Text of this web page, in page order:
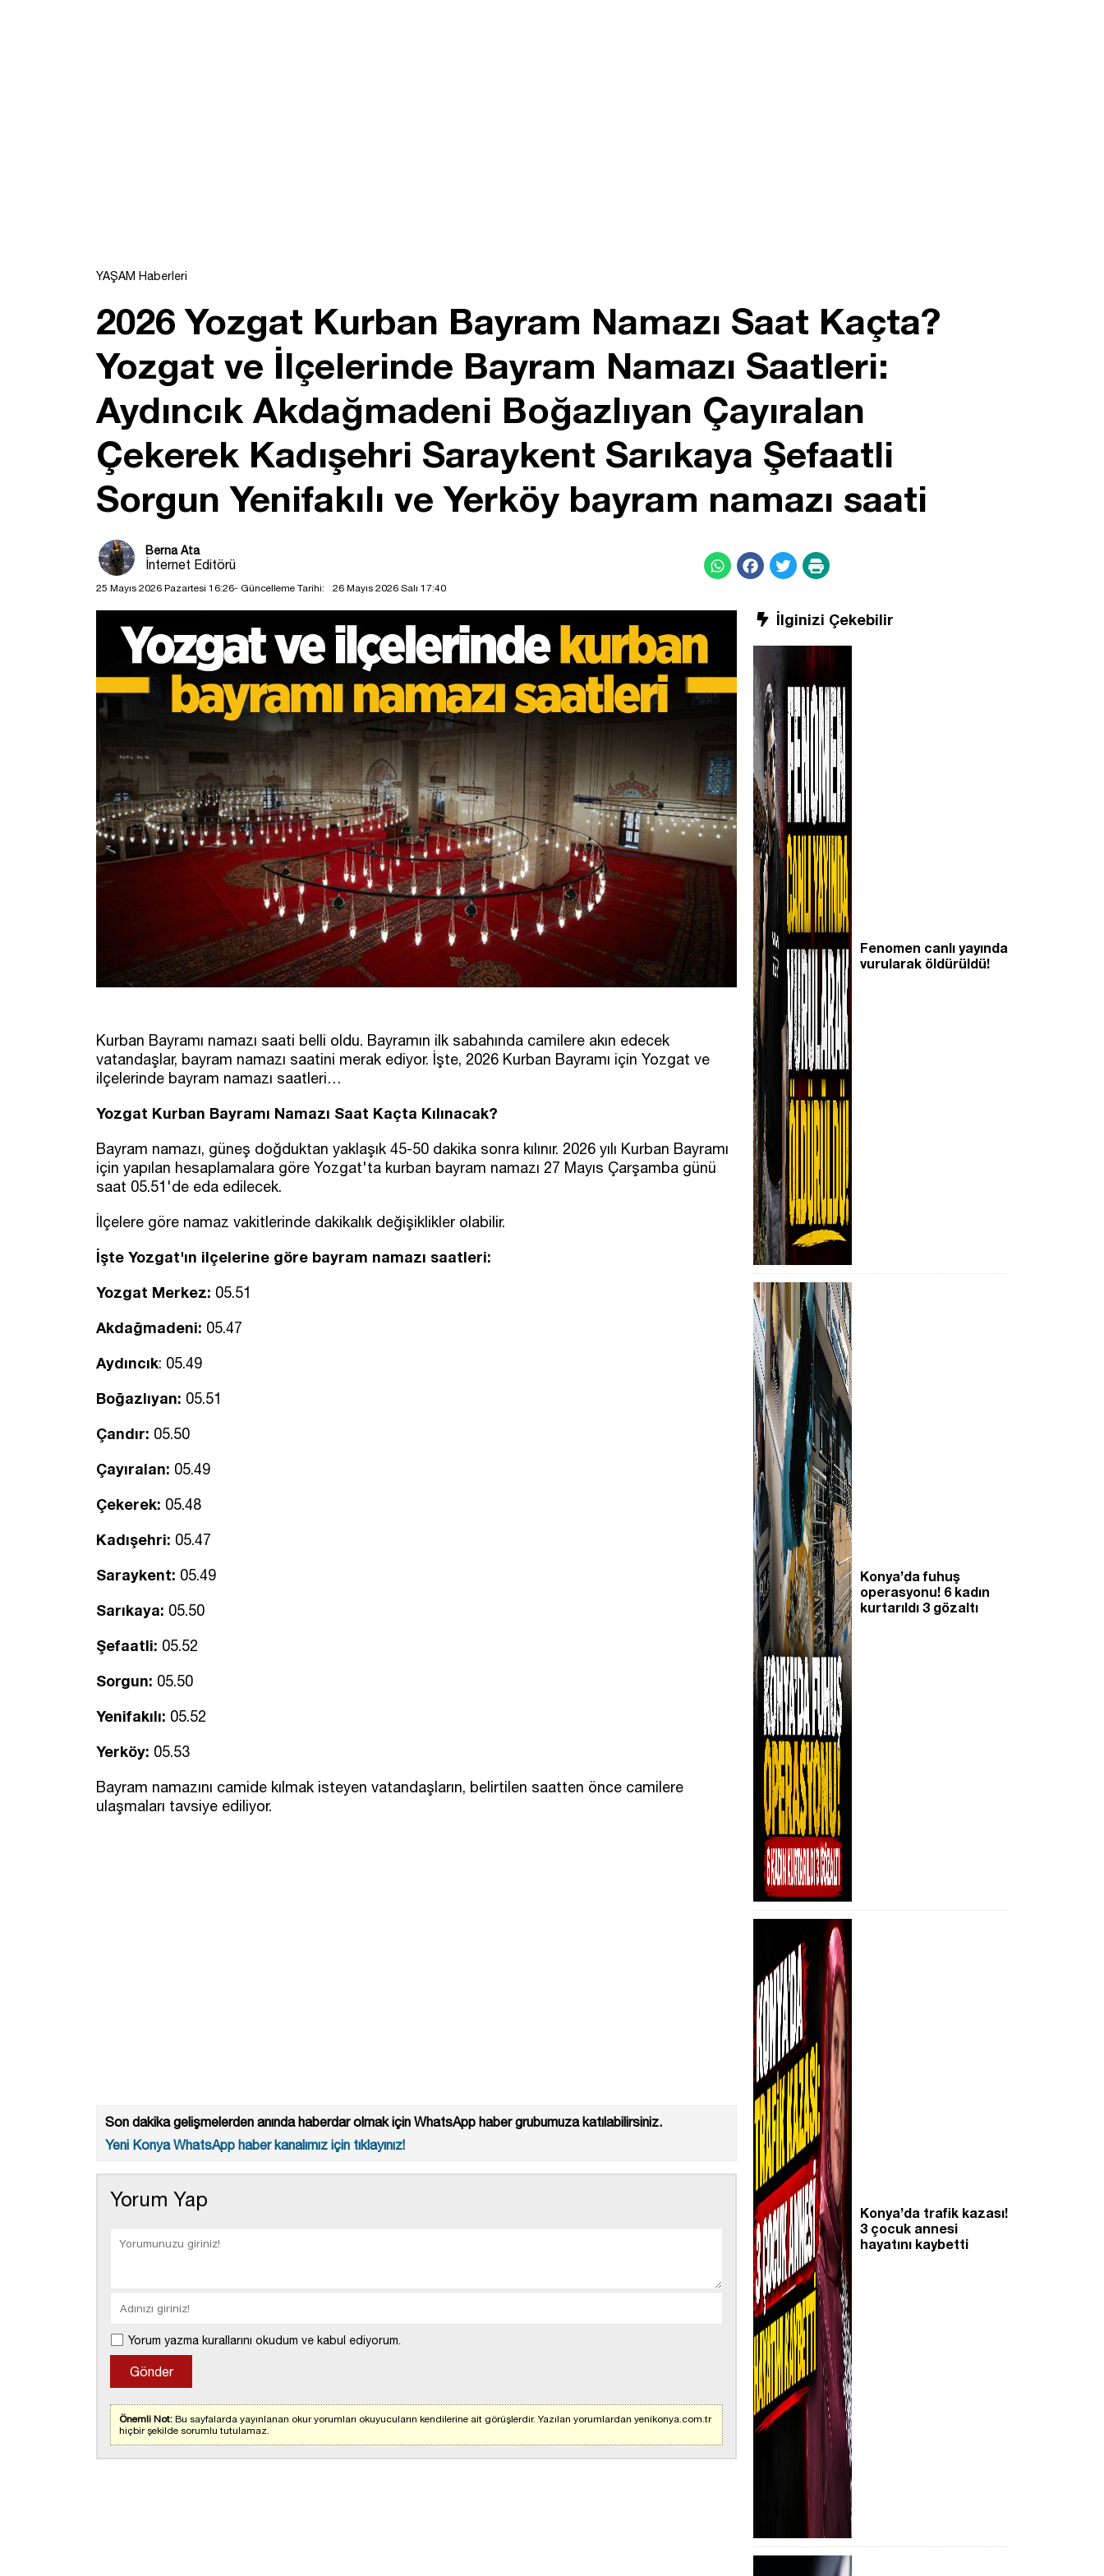
YAŞAM Haberleri
2026 Yozgat Kurban Bayram Namazı Saat Kaçta?
Yozgat ve İlçelerinde Bayram Namazı Saatleri:
Aydıncık Akdağmadeni Boğazlıyan Çayıralan
Çekerek Kadışehri Saraykent Sarıkaya Şefaatli
Sorgun Yenifakılı ve Yerköy bayram namazı saati
Berna Ata
İnternet Editörü
25 Mayıs 2026 Pazartesi 16:26- Güncelleme Tarihi: 26 Mayıs 2026 Salı 17:40
Kurban Bayramı namazı saati belli oldu. Bayramın ilk sabahında camilere akın edecek
vatandaşlar, bayram namazı saatini merak ediyor. İşte, 2026 Kurban Bayramı için Yozgat ve
ilçelerinde bayram namazı saatleri…
Yozgat Kurban Bayramı Namazı Saat Kaçta Kılınacak?
Bayram namazı, güneş doğduktan yaklaşık 45-50 dakika sonra kılınır. 2026 yılı Kurban Bayramı
için yapılan hesaplamalara göre Yozgat'ta kurban bayram namazı 27 Mayıs Çarşamba günü
saat 05.51'de eda edilecek.
İlçelere göre namaz vakitlerinde dakikalık değişiklikler olabilir.
İşte Yozgat'ın ilçelerine göre bayram namazı saatleri:
Yozgat Merkez: 05.51
Akdağmadeni: 05.47
Aydıncık: 05.49
Boğazlıyan: 05.51
Çandır: 05.50
Çayıralan: 05.49
Çekerek: 05.48
Kadışehri: 05.47
Saraykent: 05.49
Sarıkaya: 05.50
Şefaatli: 05.52
Sorgun: 05.50
Yenifakılı: 05.52
Yerköy: 05.53
Bayram namazını camide kılmak isteyen vatandaşların, belirtilen saatten önce camilere
ulaşmaları tavsiye ediliyor.
Son dakika gelişmelerden anında haberdar olmak için WhatsApp haber grubumuza katılabilirsiniz.
Yeni Konya WhatsApp haber kanalımız için tıklayınız!
Yorum Yap
Yorum yazma kurallarını okudum ve kabul ediyorum.
Önemli Not: Bu sayfalarda yayınlanan okur yorumları okuyucuların kendilerine ait görüşlerdir. Yazılan yorumlardan yenikonya.com.tr
hiçbir şekilde sorumlu tutulamaz.
İlginizi Çekebilir
Fenomen canlı yayında
vurularak öldürüldü!
Konya’da fuhuş
operasyonu! 6 kadın
kurtarıldı 3 gözaltı
Konya’da trafik kazası!
3 çocuk annesi
hayatını kaybetti